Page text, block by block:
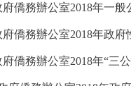
僑務辦公室2018年一
僑務辦公室2018年政
僑務辦公室2018年“三